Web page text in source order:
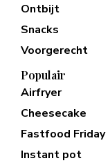
Ontbijt
Snacks
Voorgerecht
Populair
Airfryer
Cheesecake
Fastfood Friday
Instant pot